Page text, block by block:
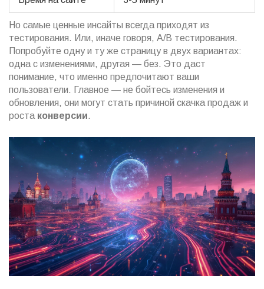
Но самые ценные инсайты всегда приходят из
тестирования. Или, иначе говоря, A/B тестирования.
Попробуйте одну и ту же страницу в двух вариантах:
одна с изменениями, другая — без. Это даст
понимание, что именно предпочитают ваши
пользователи. Главное — не бойтесь изменения и
обновления, они могут стать причиной скачка продаж и
роста конверсии.